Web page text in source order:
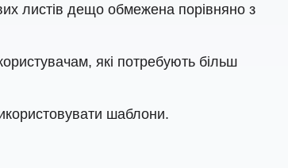
листів дещо обмежена порівняно з
які потребують більш
шаблони.